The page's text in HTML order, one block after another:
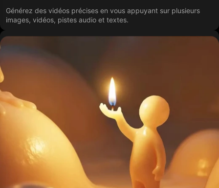
Générez des vidéos précises en vous appuyant sur plusieurs
images, vidéos, pistes audio et textes.